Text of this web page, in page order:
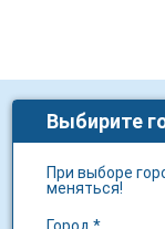
Выбирите
При выборе
меняться!